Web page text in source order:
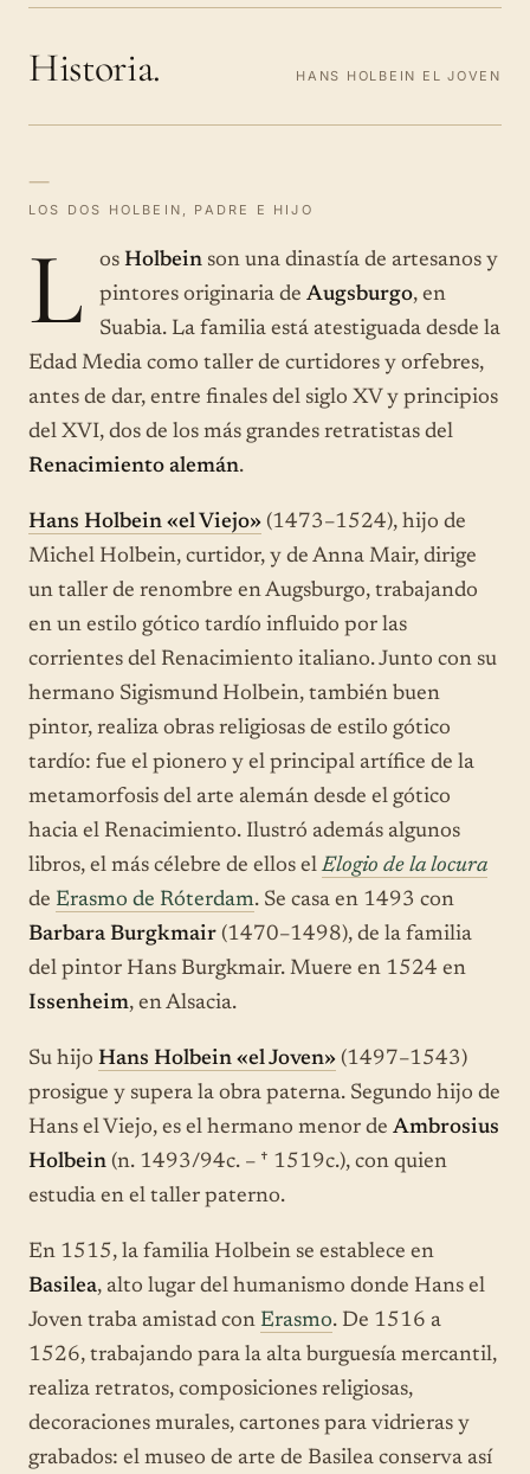
Historia. HANS HOLBEIN EL JOVEN
—
LOS DOS HOLBEIN, PADRE E HIJO
L os Holbein son una dinastía de artesanos y
pintores originaria de Augsburgo, en
Suabia. La familia está atestiguada desde la
Edad Media como taller de curtidores y orfebres,
antes de dar, entre finales del siglo XV y principios
del XVI, dos de los más grandes retratistas del
Renacimiento alemán.
Hans Holbein «el Viejo» (1473–1524), hijo de
Michel Holbein, curtidor, y de Anna Mair, dirige
un taller de renombre en Augsburgo, trabajando
en un estilo gótico tardío influido por las
corrientes del Renacimiento italiano. Junto con su
hermano Sigismund Holbein, también buen
pintor, realiza obras religiosas de estilo gótico
tardío: fue el pionero y el principal artífice de la
metamorfosis del arte alemán desde el gótico
hacia el Renacimiento. Ilustró además algunos
libros, el más célebre de ellos elElogio de la locura
de Erasmo de Róterdam. Se casa en 1493 con
Barbara Burgkmair (1470–1498), de la familia
del pintor Hans Burgkmair. Muere en 1524 en
Issenheim, en Alsacia.
Su hijo Hans Holbein «el Joven» (1497–1543)
prosigue y supera la obra paterna. Segundo hijo de
Hans el Viejo, es el hermano menor de Ambrosius
Holbein (n. 1493/94c. – † 1519c.), con quien
estudia en el taller paterno.
En 1515, la familia Holbein se establece en
Basilea, alto lugar del humanismo donde Hans el
Joven traba amistad con Erasmo. De 1516 a
1526, trabajando para la alta burguesía mercantil,
realiza retratos, composiciones religiosas,
decoraciones murales, cartones para vidrieras y
grabados: el museo de arte de Basilea conserva así